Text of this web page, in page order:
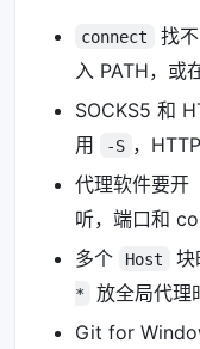
connect 找
入 PATH，或
SOCKS5 和
用
-S ，
代理软件要开
听，端口和
多个
Host 块
*
放全局代理
Git for